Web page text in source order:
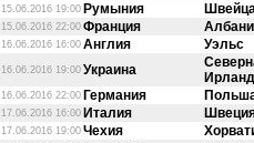
15.06.2016 19:00 Румыния
15.06.2016 22:00 Франция
16.06.2016 16:00 Англия Уэльс
16.06.2016 19:00 Украина
16.06.2016 22:00 Германия
17.06.2016 16:00 Италия
17.06.2016 19:00 Чехия